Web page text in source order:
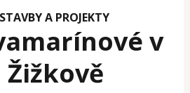
STAVBY A PROJEKTY
v
Žižkově